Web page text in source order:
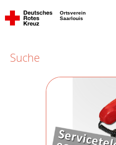
Ortsverein
Saarlouis
Suche